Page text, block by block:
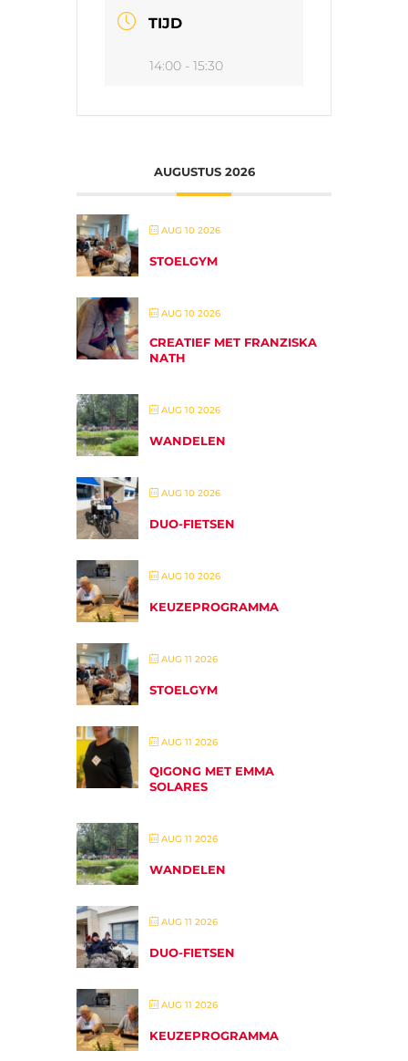
TIJD
14:00 - 15:30
AUGUSTUS 2026
AUG 10 2026
STOELGYM
AUG 10 2026
CREATIEF MET FRANZISKA
NATH
AUG 10 2026
WANDELEN
AUG 10 2026
DUO-FIETSEN
AUG 10 2026
KEUZEPROGRAMMA
AUG 11 2026
STOELGYM
AUG 11 2026
QIGONG MET EMMA
SOLARES
AUG 11 2026
WANDELEN
AUG 11 2026
DUO-FIETSEN
AUG 11 2026
KEUZEPROGRAMMA